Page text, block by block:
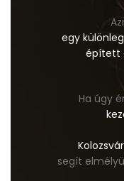
egy
épített
Ha úgy
segít